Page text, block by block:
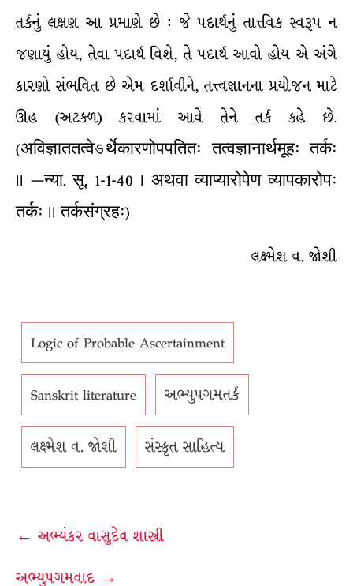
તર્કનું લક્ષણ આ પ્રમાણે છે : જે પદાર્થનું તાત્ત્વિક સ્વરૂપ ન
જણાયું હોય, તેવા પદાર્થ વિશે, તે પદાર્થ આવો હોય એ અંગે
કારણો સંભવિત છે એમ દર્શાવીને, તત્ત્વજ્ઞાનના પ્રયોજન માટે
ઊહ (અટકળ) કરવામાં આવે તેને તર્ક કહે છે.
(अविज्ञाततत्वेઽर्थेकारणोपपतितः तत्वज्ञानार्थमूहः तर्कः
।। —न्या. सू. 1-1-40 । अथवा व्याप्यारोपेण व्यापकारोपः
तर्कः ।। तर्कसंग्रहः)
લક્ષ્મેશ વ. જોશી
Logic of Probable Ascertainment
Sanskrit literature અભ્યુપગમતર્ક
લક્ષ્મેશ વ. જોશી સંસ્કૃત સાહિત્ય
Post
navigation
← અભ્યંકર વાસુદેવ શાસ્ત્રી
અભ્યુપગમવાદ →